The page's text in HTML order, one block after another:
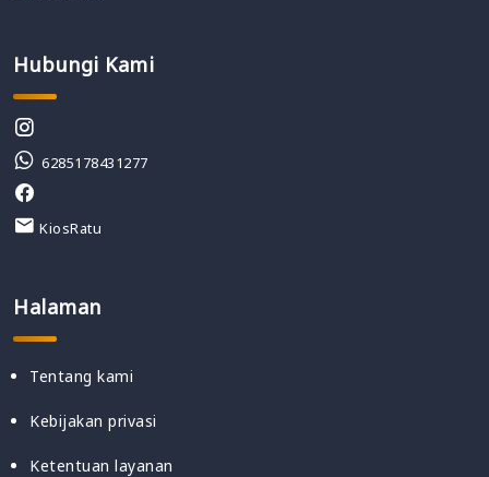
Hubungi Kami
6285178431277
KiosRatu
Halaman
Tentang kami
Kebijakan privasi
Ketentuan layanan